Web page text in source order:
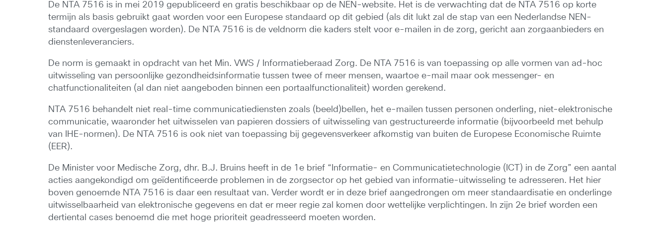
De NTA 7516 is in mei 2019 gepubliceerd en gratis beschikbaar op de NEN-website. Het is de verwachting dat de NTA 7516 op korte
termijn als basis gebruikt gaat worden voor een Europese standaard op dit gebied (als dit lukt zal de stap van een Nederlandse NEN-
standaard overgeslagen worden). De NTA 7516 is de veldnorm die kaders stelt voor e-mailen in de zorg, gericht aan zorgaanbieders en
dienstenleveranciers.
De norm is gemaakt in opdracht van het Min. VWS / Informatieberaad Zorg. De NTA 7516 is van toepassing op alle vormen van ad-hoc
uitwisseling van persoonlijke gezondheidsinformatie tussen twee of meer mensen, waartoe e-mail maar ook messenger- en
chatfunctionaliteiten (al dan niet aangeboden binnen een portaalfunctionaliteit) worden gerekend.
NTA 7516 behandelt niet real-time communicatiediensten zoals (beeld)bellen, het e-mailen tussen personen onderling, niet-elektronische
communicatie, waaronder het uitwisselen van papieren dossiers of uitwisseling van gestructureerde informatie (bijvoorbeeld met behulp
van IHE-normen). De NTA 7516 is ook niet van toepassing bij gegevensverkeer afkomstig van buiten de Europese Economische Ruimte
(EER).
De Minister voor Medische Zorg, dhr. B.J. Bruins heeft in de 1e brief “Informatie- en Communicatietechnologie (ICT) in de Zorg” een aantal
acties aangekondigd om geïdentificeerde problemen in de zorgsector op het gebied van informatie-uitwisseling te adresseren. Het hier
boven genoemde NTA 7516 is daar een resultaat van. Verder wordt er in deze brief aangedrongen om meer standaardisatie en onderlinge
uitwisselbaarheid van elektronische gegevens en dat er meer regie zal komen door wettelijke verplichtingen. In zijn 2e brief worden een
dertiental cases benoemd die met hoge prioriteit geadresseerd moeten worden.